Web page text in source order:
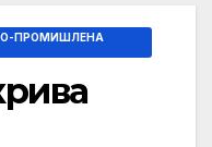
ПРОМИШЛЕНА